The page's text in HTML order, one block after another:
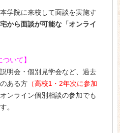
学院に来校して面談を実施す
から面談が可能な「オンライ
いて】
明会・個別見学会など、過去
ある方 （高校1・2年次に参加
ンライン個別相談の参加でも
。